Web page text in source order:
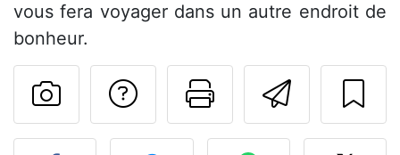
vous fera voyager dans un autre endroit de
bonheur.
Imprimer
Poser une
Publier votre photo de